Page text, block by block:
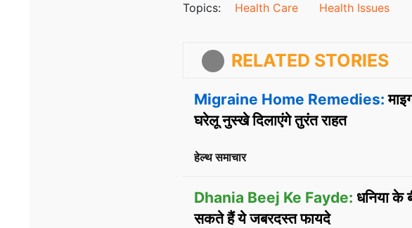
Topics: Health Care Health Issues
RELATED STORIES
Migraine Home Remedies:
घरेलू नुस्खे दिलाएंगे तुरंत राहत
हेल्थ समाचार
Dhania Beej Ke Fayde: धनिया के
सकते हैं ये जबरदस्त फायदे